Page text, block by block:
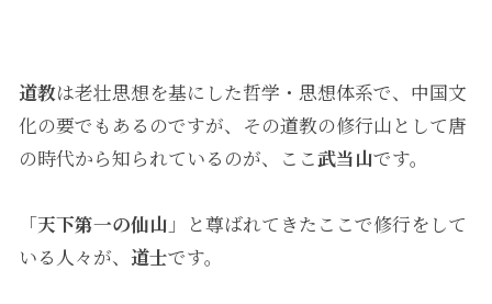
道教は老壮思想を基にした哲学・思想体系で、中国文
化の要でもあるのですが、その道教の修行山として唐
の時代から知られているのが、ここ武当山です。
「天下第一の仙山 」と尊ばれてきたここで修行をして
いる人々が、 道士です。